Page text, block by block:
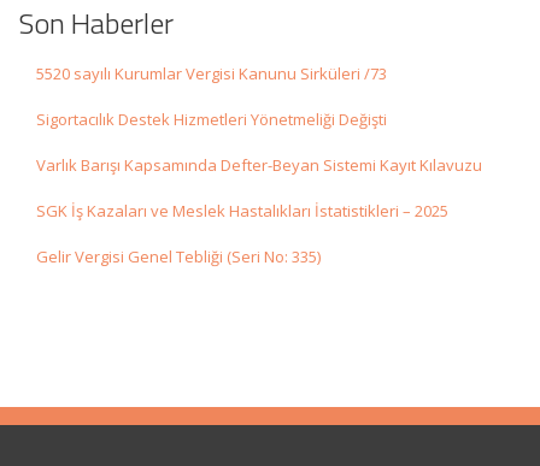
Son Haberler
5520 sayılı Kurumlar Vergisi Kanunu Sirküleri /73
Sigortacılık Destek Hizmetleri Yönetmeliği Değişti
Varlık Barışı Kapsamında Defter-Beyan Sistemi Kayıt Kılavuzu
SGK İş Kazaları ve Meslek Hastalıkları İstatistikleri – 2025
Gelir Vergisi Genel Tebliği (Seri No: 335)